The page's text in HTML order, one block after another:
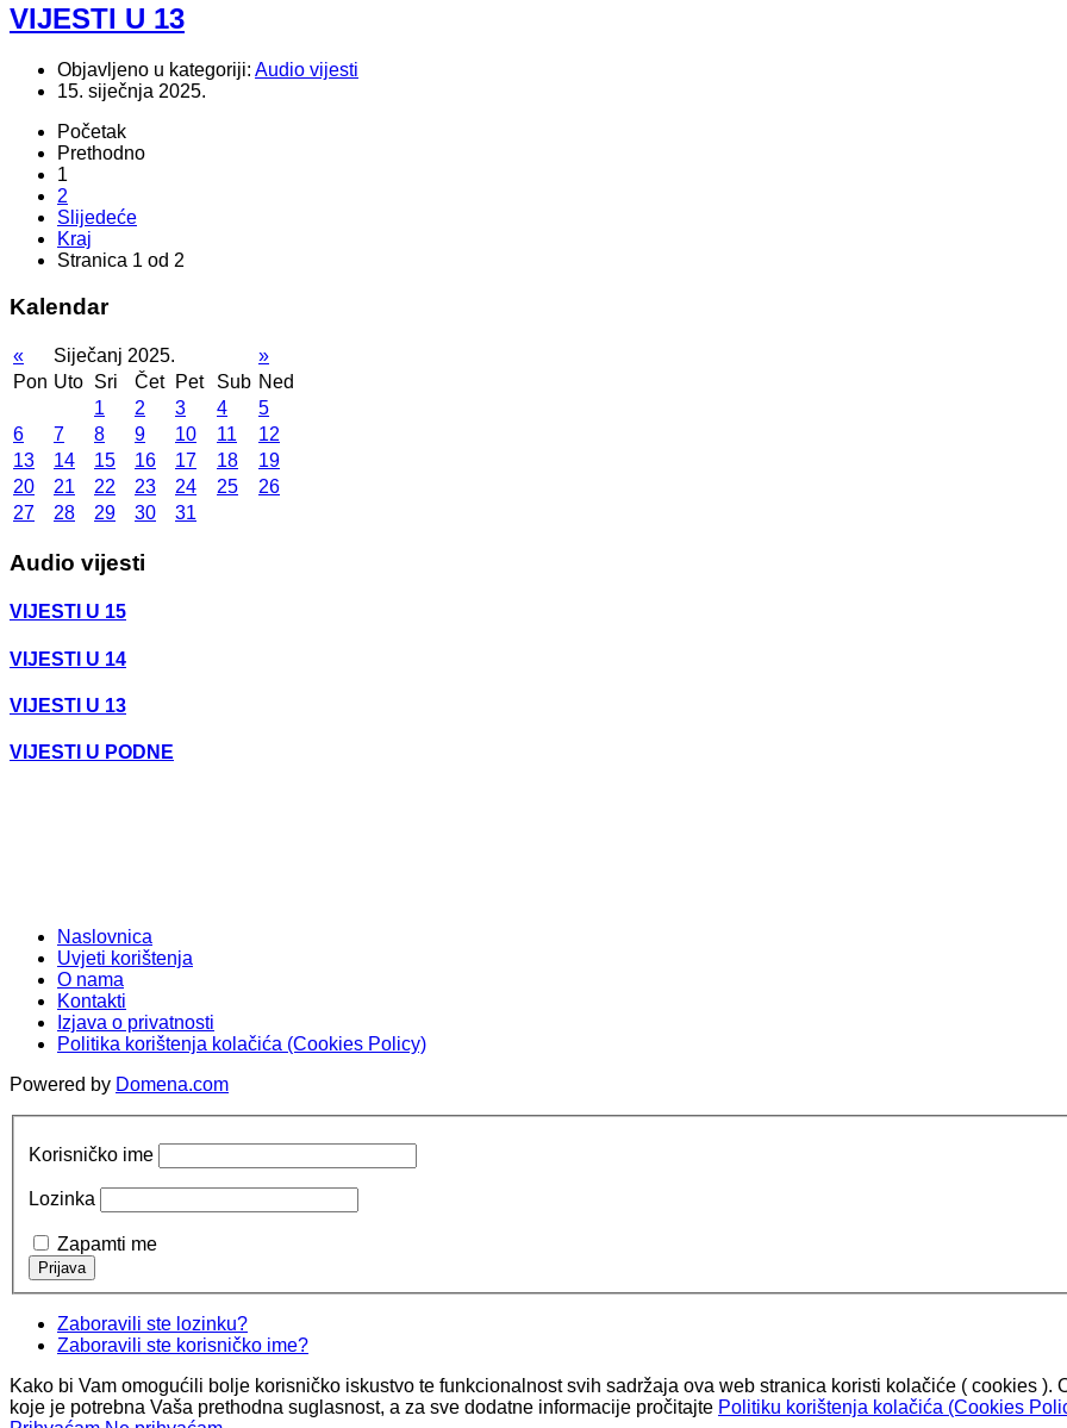
VIJESTI U 13
Objavljeno u kategoriji: Audio vijesti
15. siječnja 2025.
Početak
Prethodno
1
2
Slijedeće
Kraj
Stranica 1 od 2
Kalendar
« Siječanj 2025.
»
Pon Uto Sri Čet Pet Sub Ned
1
2 3 4
5
6
7 8 9 10 11
12
13
14 15 16 17 18
19
20
21 22 23 24 25
26
27
28 29 30 31
Audio vijesti
VIJESTI U 15
VIJESTI U 14
VIJESTI U 13
VIJESTI U PODNE
Naslovnica
Uvjeti korištenja
O nama
Kontakti
Izjava o privatnosti
Politika korištenja kolačića (Cookies Policy)
Powered by Domena.com
Korisničko ime
Lozinka
Zapamti me
Zaboravili ste lozinku?
Zaboravili ste korisničko ime?
Kako bi Vam omogućili bolje korisničko iskustvo te funkcionalnost svih sadržaja ova web stranica koristi kolačiće ( cookies
koje je potrebna Vaša prethodna suglasnost, a za sve dodatne informacije pročitajte Politiku korištenja kolačića (Cookies